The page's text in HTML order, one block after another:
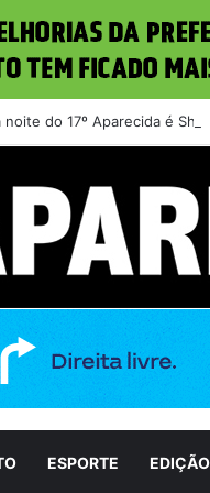
do 17º Aparecida é Show
ESPORTE